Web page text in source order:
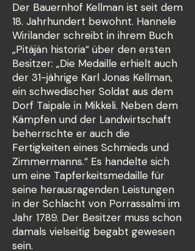
Der Bauernhof Kellman ist seit dem
18. Jahrhundert bewohnt. Hannele
Wirilander schreibt in ihrem Buch
„Pitäjän historia“ über den ersten
Besitzer: „Die Medaille erhielt auch
der 31-jährige Karl Jonas Kellman,
ein schwedischer Soldat aus dem
Dorf Taipale in Mikkeli. Neben dem
Kämpfen und der Landwirtschaft
beherrschte er auch die
Fertigkeiten eines Schmieds und
Zimmermanns.“ Es handelte sich
um eine Tapferkeitsmedaille für
seine herausragenden Leistungen
in der Schlacht von Porrassalmi im
Jahr 1789. Der Besitzer muss schon
damals vielseitig begabt gewesen
sein.